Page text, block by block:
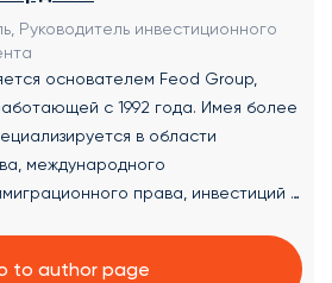
Руководитель инвестиционного
основателем Feod Group,
с 1992 года. Имея более
в области
международного
права, инвестиций и
Елена предоставляет
решения и экспертные
областях: ✔ Создание
to author page